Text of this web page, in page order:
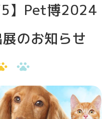
イバシーポリシー
】Pet博2024
のお知らせ